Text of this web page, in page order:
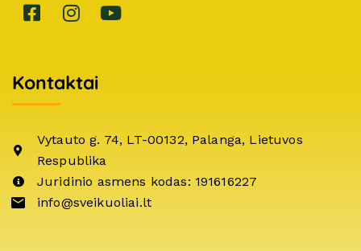
Kontaktai
Vytauto g. 74, LT-00132, Palanga, Lietuvos
Respublika
Juridinio asmens kodas: 191616227
info@sveikuoliai.lt